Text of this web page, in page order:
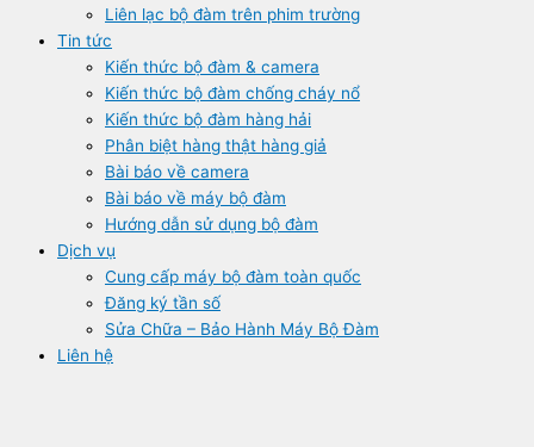
Liên lạc bộ đàm trên phim trường
Tin tức
Kiến thức bộ đàm & camera
Kiến thức bộ đàm chống cháy nổ
Kiến thức bộ đàm hàng hải
Phân biệt hàng thật hàng giả
Bài báo về camera
Bài báo về máy bộ đàm
Hướng dẫn sử dụng bộ đàm
Dịch vụ
Cung cấp máy bộ đàm toàn quốc
Đăng ký tần số
Sửa Chữa – Bảo Hành Máy Bộ Đàm
Liên hệ